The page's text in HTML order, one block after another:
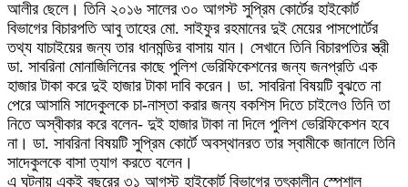
আলীর ছেলে। তিনি ২০১৬ সালের ৩০ আগস্ট সুপ্রিম কোর্টের হাইকোর্ট
বিভাগের বিচারপতি আবু তাহের মো. সাইফুর রহমানের দুই মেয়ের পাসপোর্টের
তথ্য যাচাইয়ের জন্য তার ধানমন্ডির বাসায় যান। সেখানে তিনি বিচারপতির স্ত্রী
ডা. সাবরিনা মোনাজিলিনের কাছে পুলিশ ভেরিফিকেশনের জন্য জনপ্রতি এক
হাজার টাকা করে দুই হাজার টাকা দাবি করেন। ডা. সাবরিনা বিষয়টি বুঝতে না
পেরে আসামি সাদেকুলকে চা-নাস্তা করার জন্য বকশিস দিতে চাইলেও তিনি তা
নিতে অস্বীকার করে বলেন- দুই হাজার টাকা না দিলে পুলিশ ভেরিফিকেশন হবে
না। ডা. সাবরিনা বিষয়টি সুপ্রিম কোর্টে অবস্থানরত তার স্বামীকে জানালে তিনি
সাদেকুলকে বাসা ত্যাগ করতে বলেন।
এ ঘটনায় একই বছরের ৩১ আগস্ট হাইকোর্ট বিভাগের তৎকালীন স্পেশাল